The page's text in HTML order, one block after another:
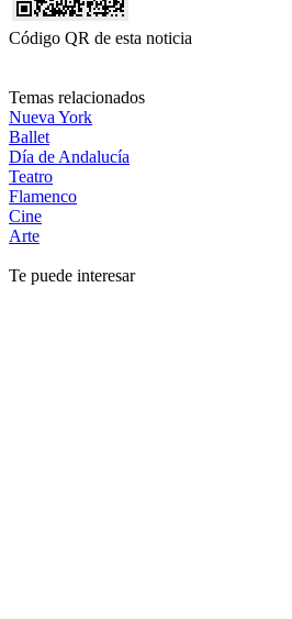
Código QR de esta noticia
Temas relacionados
Nueva York
Ballet
Día de Andalucía
Teatro
Flamenco
Cine
Arte
Te puede interesar